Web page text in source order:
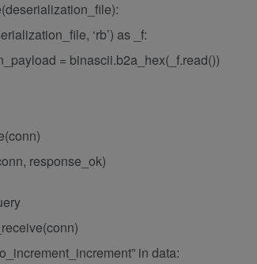
‘rb’) as _f:
= binascii.b2a_hex(_f.read())
response_ok)
in data: